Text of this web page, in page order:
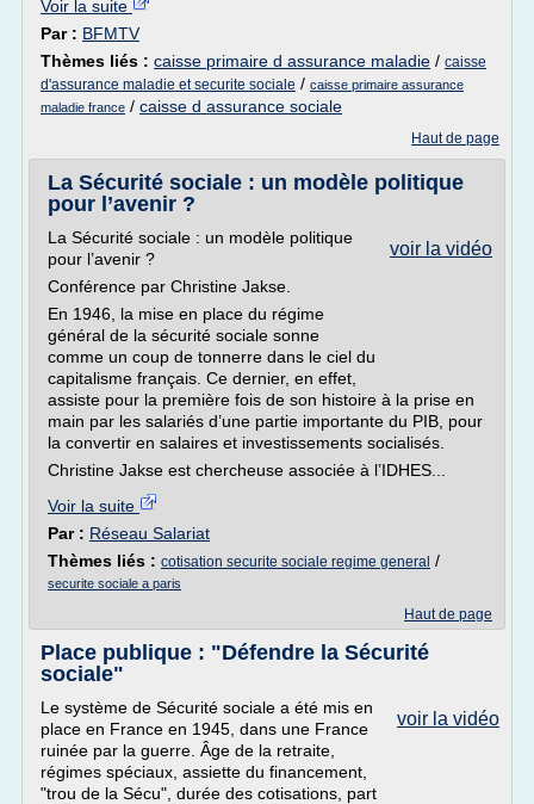
Voir la suite
Par : BFMTV
Thèmes liés : caisse primaire d assurance maladie / caisse
d'assurance maladie et securite sociale / caisse primaire assurance
maladie france / caisse d assurance sociale
Haut de page
La Sécurité sociale : un modèle politique
pour l’avenir ?
voir la vidéo
La Sécurité sociale : un modèle politique
pour l’avenir ?
Conférence par Christine Jakse.
En 1946, la mise en place du régime
général de la sécurité sociale sonne
comme un coup de tonnerre dans le ciel du
capitalisme français. Ce dernier, en effet,
assiste pour la première fois de son histoire à la prise en
main par les salariés d’une partie importante du PIB, pour
la convertir en salaires et investissements socialisés.
Christine Jakse est chercheuse associée à l’IDHES...
Voir la suite
Par : Réseau Salariat
Thèmes liés : cotisation securite sociale regime general /
securite sociale a paris
Haut de page
Place publique : "Défendre la Sécurité
sociale"
voir la vidéo
Le système de Sécurité sociale a été mis en
place en France en 1945, dans une France
ruinée par la guerre. Âge de la retraite,
régimes spéciaux, assiette du financement,
"trou de la Sécu", durée des cotisations, part